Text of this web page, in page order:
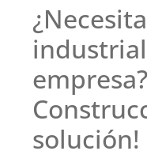
solución!